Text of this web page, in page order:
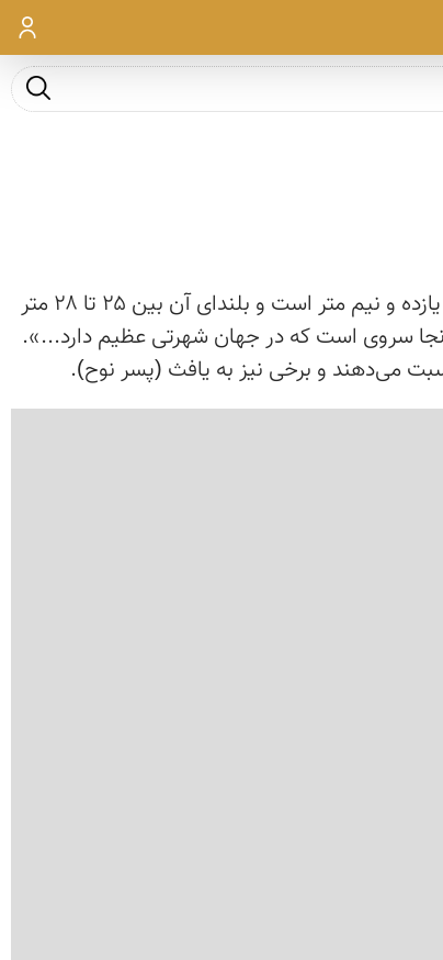
ورود
جست و
این درخت که در شهر ابرکوه (ابرقوه) قرار دارد یکی از پیرترین موجودات زنده دنیا است. محیط تنهٔ این درخت در روی زمین یازده و نیم متر است و بلندای آن بین ۲۵ تا ۲۸ متر
شده درباره ابرکوه می‌نویسد: «در آنجا سروی است که در جهان شهرتی عظیم دارد...».